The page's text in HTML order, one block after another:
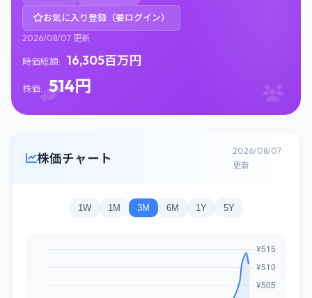
お気に入り登録（要ログイン）
2026/08/07 更新
時価総額: 16,305百万円
株価: 514円
株価チャート
2026/08/07
更新
1W 1M 3M 6M 1Y 5Y